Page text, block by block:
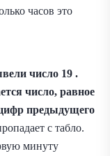
часов это
число 19 .
число, равное
предыдущего
с табло.
минуту